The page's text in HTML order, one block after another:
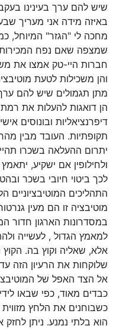
שיש להם ערך בעינינו
באיזה מידה אני מעריך
מחכה לי "הגזר" המיוחל,
שמצפה שאם נפח המכירות
חברות היי-טק אמצו את
והן משכילות לטעת
מתן תגמולים שיש להם
הן דואגות להעלות את
דיפרנציאליות ובונוסים
תקופתיות. העובד מבין
יתרום ההעלאה בשכרו
ולחילופין אם ישקיע,
לכך ביטוי חיובי בשכר
התהליכים
מוטיבציה זו הם מעין
במסדרונות הארגון חדור
למאמץ הגדול , לעשייה
אלא, שאליה וקוץ בה.
שלוקחות את הרעיון הזה
אל הצד האפל של
כבדים מאוד, כפי שבאו
כשבוחנים את הלחץ
הוא בלתי נמנע. ניתן